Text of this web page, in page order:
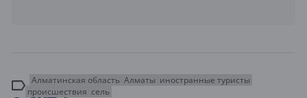
Алматинская область Алматы иностранные туристы
происшествия сель